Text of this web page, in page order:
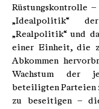
Rüstungskontrolle
„Idealpolitik“
„Realpolitik“ und
einer Einheit, die
Abkommen
Wachstum der
beteiligten Parteien
zu beseitigen –